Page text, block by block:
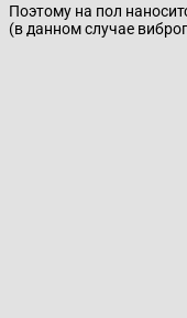
Поэтому на пол
(в данном случае